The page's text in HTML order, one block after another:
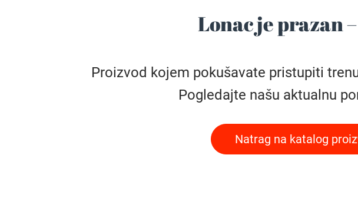
Lonac je prazan
Proizvod kojem pokušavate pristupiti
Pogledajte našu aktualnu
Natrag na katalog